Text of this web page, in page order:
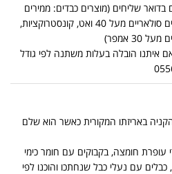
שליחים (מוצרים כבדים: ממירים
מכניים מ 3000 ואט ומעלה, פאנלים סולאריים מעל 40 ואט, קונסטרוקציות,
אמפר)
איתנו הובלה בעלות משתנה לפי גודל
מוצר 14 יום מיום הקניה באריזתו המקורית כאשר הוא שלם
חומצה, בקבוקים עם חומר כימי
עם נעלי כבל שנחתכו והוכנו לפי